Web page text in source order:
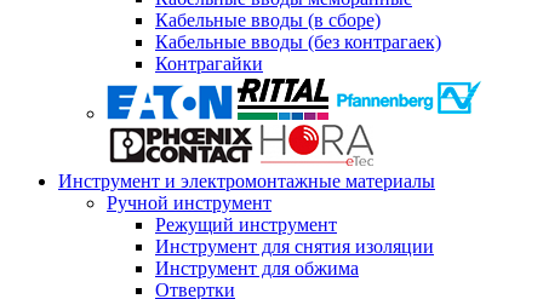
Кабельные вводы (в сборе)
Кабельные вводы (без контрагаек)
Контрагайки
Инструмент и электромонтажные материалы
Ручной инструмент
Режущий инструмент
Инструмент для снятия изоляции
Инструмент для обжима
Отвертки